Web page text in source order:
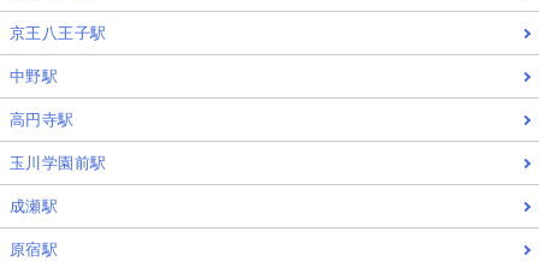
京王八王子駅
中野駅
高円寺駅
玉川学園前駅
成瀬駅
原宿駅